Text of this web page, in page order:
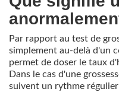
Par rapport au test de
simplement au-delà d'un
permet de doser le taux
Dans le cas d'une
suivent un rythme